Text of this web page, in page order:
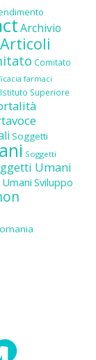
Archivio
Articoli
Comitato
farmaci
Istituto Superiore
Soggetti
Soggetti
Umani
Sviluppo